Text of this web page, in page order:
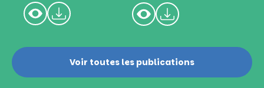
Voir toutes les publications